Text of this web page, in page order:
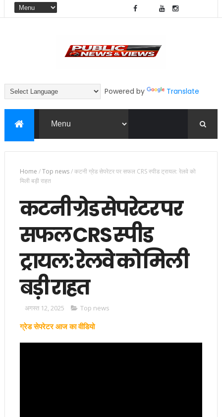
Powered by Translate
Home /Top news/कटनी ग्रेड सेपरेटर पर सफल CRS स्पीड ट्रायल: रेलवे को
मिली बड़ी राहत
कटनी ग्रेड सेपरेटर पर
सफल CRS स्पीड
ट्रायल: रेलवे को मिली
बड़ी राहत
अगस्त 12, 2025 Top news
ग्रेड सेपरेटर आज का वीडियो